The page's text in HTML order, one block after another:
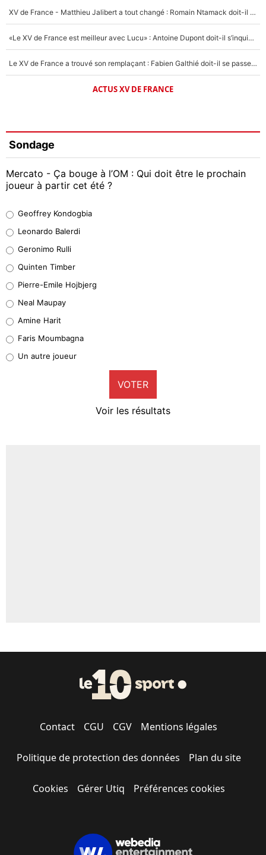
XV de France - Matthieu Jalibert a tout changé : Romain Ntamack doit-il s’inquiéter pour sa place à un an de la Coupe du monde ?
«Le XV de France est meilleur avec Lucu» : Antoine Dupont doit-il s’inquiéter pour sa place ?
Le XV de France a trouvé son remplaçant : Fabien Galthié doit-il se passer d'Antoine Dupont ?
ACTUS XV DE FRANCE
Sondage
Mercato - Ça bouge à l’OM : Qui doit être le prochain
joueur à partir cet été ?
38%
32%
5%
1%
9%
Geoffrey Kondogbia
Leonardo Balerdi
Geronimo Rulli
Quinten Timber
Pierre-Emile Hojbjerg
Neal Maupay
Amine Harit
Faris Moumbagna
Un autre joueur
VOTER
Voir les résultats
Contact CGU CGV Mentions légales
Politique de protection des données Plan du site
Cookies Gérer Utiq Préférences cookies